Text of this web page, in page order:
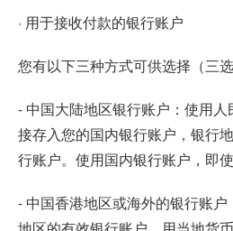
· 用于接收付款的银行账户
您有以下三种方式可供选择（三选
- 中国大陆地区银行账户：使用
接存入您的国内银行账户，银行
行账户。使用国内银行账户，即
- 中国香港地区或海外的银行账